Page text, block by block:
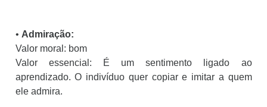
• Admiração:
Valor moral: bom
Valor essencial: É um sentimento ligado ao
aprendizado. O indivíduo quer copiar e imitar a quem
ele admira.